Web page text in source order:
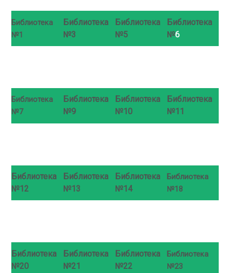
Библиотека
№1
Библиотека
№3
Библиотека
№5
Библиотека
№6
Библиотека
№7
Библиотека
№9
Библиотека
№10
Библиотека
№11
Библиотека
№12
Библиотека
№13
Библиотека
№14
Библиотека
№18
Библиотека
№20
Библиотека
№21
Библиотека
№22
Библиотека
№23